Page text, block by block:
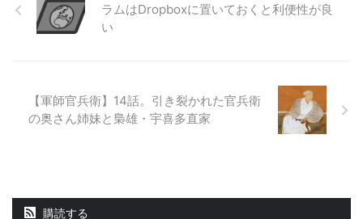
ラムはDropboxに置いておくと利便性が良
い
【軍師官兵衛】14話。引き裂かれた官兵衛
の奥さん姉妹と梟雄・宇喜多直家
購読する